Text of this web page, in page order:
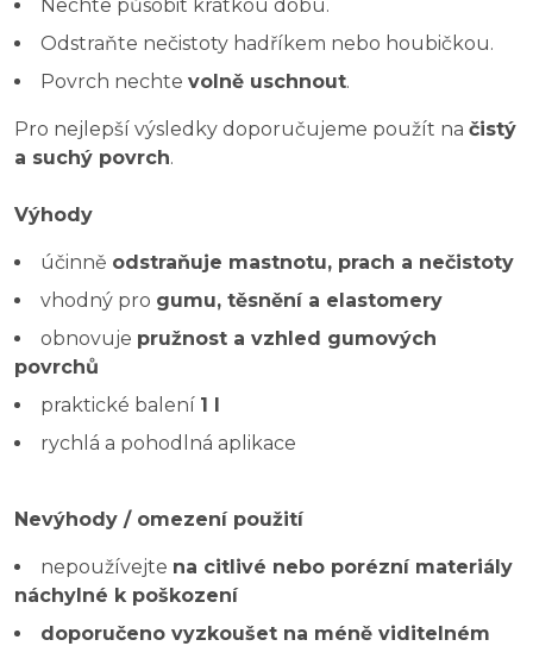
Nechte působit krátkou dobu.
Odstraňte nečistoty hadříkem nebo houbičkou.
Povrch nechte volně uschnout.
Pro nejlepší výsledky doporučujeme použít na čistý
a suchý povrch.
Výhody
účinně odstraňuje mastnotu, prach a nečistoty
vhodný pro gumu, těsnění a elastomery
obnovuje pružnost a vzhled gumových
povrchů
praktické balení 1 l
rychlá a pohodlná aplikace
Nevýhody / omezení použití
nepoužívejte na citlivé nebo porézní materiály
náchylné k poškození
doporučeno vyzkoušet na méně viditelném